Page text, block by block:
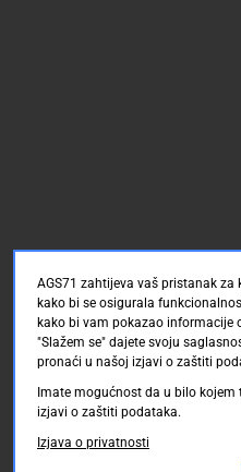
AGS71 zahtijeva vaš pristanak
kako bi se osigurala
kako bi vam pokazao informacije
"Slažem se" dajete svoju
pronaći u našoj izjavi o zaštiti
Imate mogućnost da u bilo
izjavi o zaštiti podataka.
Izjava o privatnosti